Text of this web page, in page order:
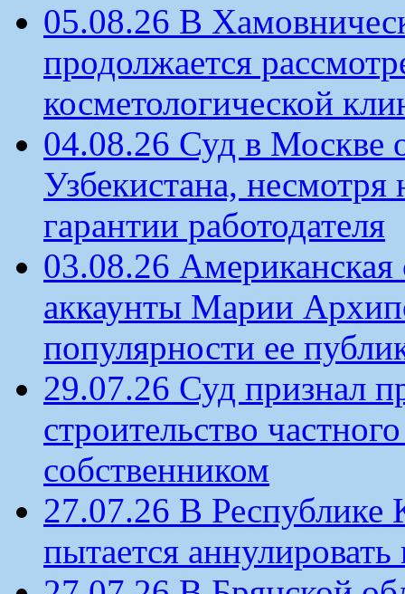
05.08.26 В
продолжается
косметологической
04.08.26 Суд в Москве
Узбекистана,
гарантии работодателя
03.08.26 Американская
аккаунты Марии
популярности ее
29.07.26 Суд признал
строительство
собственником
27.07.26 В
пытается аннулировать